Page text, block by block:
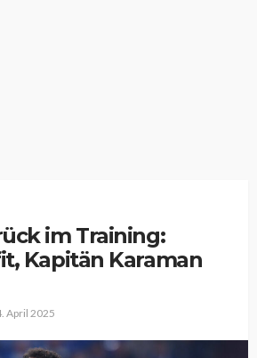
im Training:
Kapitän Karaman
April 2025